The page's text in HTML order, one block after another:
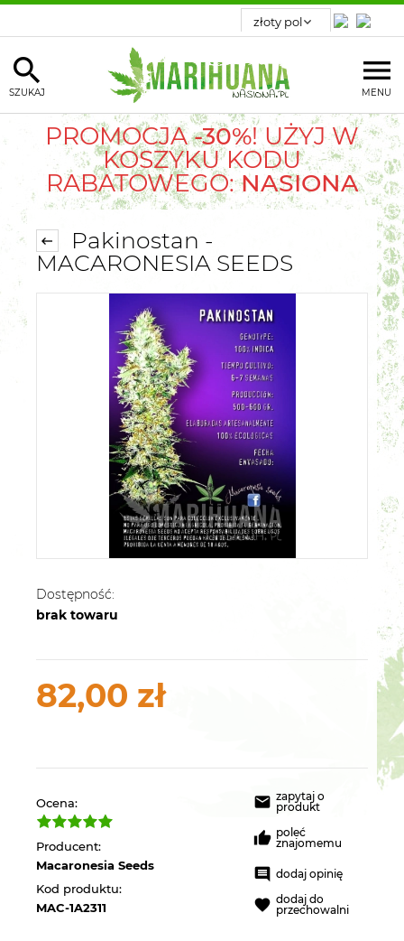
MENU
SZUKAJ
PROMOCJA-30%! UŻYJ W
KOSZYKU KODU
RABATOWEGO:NASIONA
Pakinostan -
MACARONESIA SEEDS
Dostępność:
brak towaru
82,00 zł
Ocena:
Producent:
Macaronesia Seeds
Kod produktu:
MAC-1A2311
zapytaj o
produkt
poleć
znajomemu
dodaj opinię
dodaj do
przechowalni